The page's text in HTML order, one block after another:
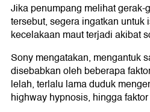
Jika penumpang melihat
tersebut, segera ingatkan untuk
kecelakaan maut terjadi akibat
Sony mengatakan, mengantuk
disebabkan oleh beberapa
lelah, terlalu lama duduk
highway hypnosis, hingga